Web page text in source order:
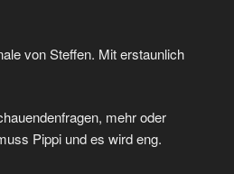
von Steffen. Mit erstaunlich
mehr oder
Pippi und es wird eng.